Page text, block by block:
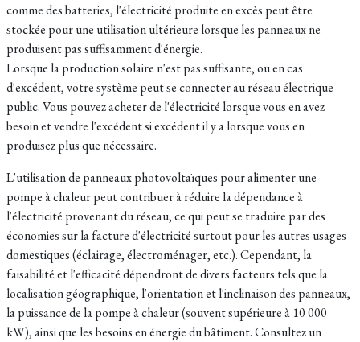
comme des batteries, l'électricité produite en excès peut être
stockée pour une utilisation ultérieure lorsque les panneaux ne
produisent pas suffisamment d'énergie.
Lorsque la production solaire n'est pas suffisante, ou en cas
d'excédent, votre système peut se connecter au réseau électrique
public. Vous pouvez acheter de l'électricité lorsque vous en avez
besoin et vendre l'excédent si excédent il y a lorsque vous en
produisez plus que nécessaire.
L'utilisation de panneaux photovoltaïques pour alimenter une
pompe à chaleur peut contribuer à réduire la dépendance à
l'électricité provenant du réseau, ce qui peut se traduire par des
économies sur la facture d'électricité surtout pour les autres usages
domestiques (éclairage, électroménager, etc.). Cependant, la
faisabilité et l'efficacité dépendront de divers facteurs tels que la
localisation géographique, l'orientation et l'inclinaison des panneaux,
la puissance de la pompe à chaleur (souvent supérieure à 10 000
kW), ainsi que les besoins en énergie du bâtiment. Consultez un